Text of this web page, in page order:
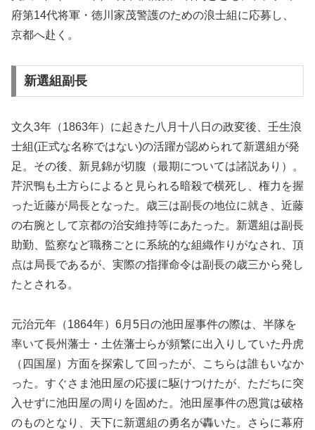
府第14代将軍・徳川家茂警護のための浪士組に応募し、
京都へ赴く。
新選組副長
文久3年（1863年）に起きた八月十八日の政変後、壬生浪
士組(正式な名称ではない)の活躍が認められて新選組が発
足。その後、新見錦が切腹（最期については諸説あり）。
芹沢鴨も土方らによると見られる暗殺で横死し、権力を握
った近藤が局長となった。歳三は副長の地位に就き、近藤
の右腕として京都の治安維持等にあたった。新選組は副長
助勤、監察など職務ごとに系統的な組織作りがなされ、頂
点は局長であるが、実際の指揮命令は副長の歳三から発し
たとされる。
元治元年（1864年）6月5日の池田屋事件の際は、半隊を
率いて長州藩士・土佐藩士らが頻繁に出入りしていた丹虎
（四国屋）方面を探索して回ったが、こちらは誰もいなか
った。すぐさま池田屋の応援に駆けつけたが、ただちに突
入せずに池田屋の周りを固めた。池田屋事件の恩賞は破格
のものとなり、天下に新選組の勇名が轟いた。さらに幕府